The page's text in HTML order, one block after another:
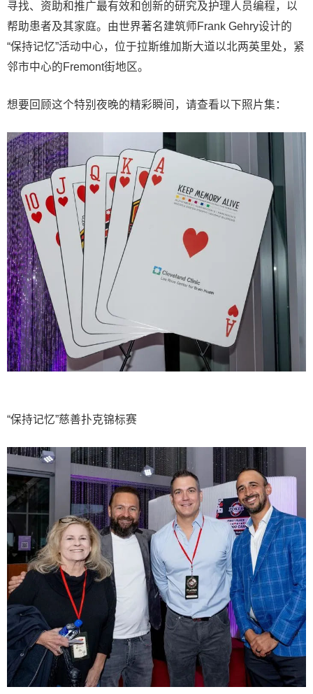
寻找、资助和推广最有效和创新的研究及护理人员编程，以
帮助患者及其家庭。由世界著名建筑师Frank Gehry设计的
“保持记忆”活动中心，位于拉斯维加斯大道以北两英里处，紧
邻市中心的Fremont街地区。
想要回顾这个特别夜晚的精彩瞬间，请查看以下照片集：
“保持记忆”慈善扑克锦标赛